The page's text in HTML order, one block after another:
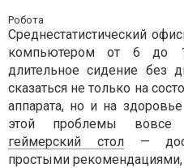
Робота
Среднестатистический
компьютером от 6 до
длительное сидение без
сказаться не только на
аппарата, но и на
этой проблемы вовсе
геймерский стол—
простыми рекомендациями,